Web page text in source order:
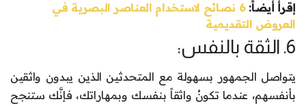
إقرأ أيضاً:
6 نصائح لاستخدام العناصر البصرية في
العروض التقديمية
6. الثقة بالنفس:
يتواصل الجمهور بسهولة مع المتحدثين الذين يبدون واثقين
بأنفسهم، عندما تكونُ واثقاً بنفسك وبمهاراتك، فإنَّك ستنجح